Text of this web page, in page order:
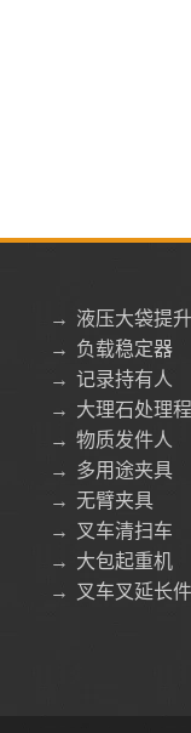
→ 液压大袋提
→ 负载稳定器
→ 记录持有人
→ 大理石处理
→ 物质发件人
→ 多用途夹具
→ 无臂夹具
→ 叉车清扫车
→ 大包起重机
→ 叉车叉延长件